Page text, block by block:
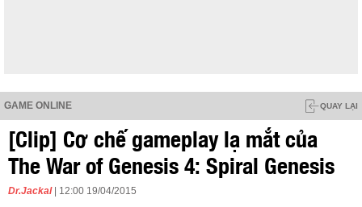
GAME ONLINE QUAY LẠI
[Clip] Cơ chế gameplay lạ mắt của
The War of Genesis 4: Spiral Genesis
Dr.Jackal | 12:00 19/04/2015